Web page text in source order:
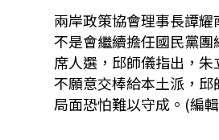
兩岸政策協會理事長譚
不是會繼續擔任國民黨
席人選，邱師儀指出，
不願意交棒給本土派，
局面恐怕難以守成。(編